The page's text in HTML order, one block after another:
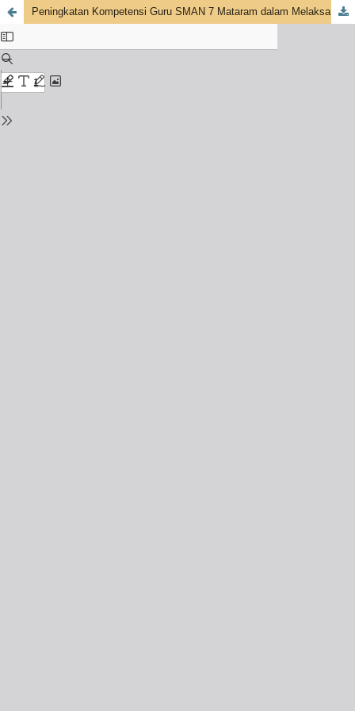
Peningkatan Kompetensi Guru SMAN 7 Mataram dalam Melaksanakan Pembelajaran dengan Pendekatan Deep Learning